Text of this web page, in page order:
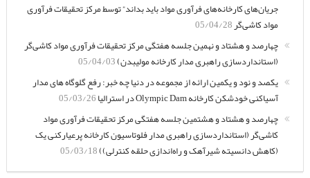
انتشار کتابچه مهارتی “آنچه که یک مهندس فرآیند در مورد نمونه‌برداری
از جریان‌های کارخانه‌های فرآوری مواد باید بداند” توسط مرکز تحقیقات
فرآوری مواد کاشی‌گر 05/04/28
چهارصد و هشتاد و نهمین جلسه هفتگی مرکز تحقیقات فرآوری مواد
کاشی‌گر (استانداردسازی راهبری مدار کارخانه مولیبدن)05/04/03
یکصد و نود و یکمین ارائه از مجموعه در دنیا چه خبر: رفع گلوگاه های
مدار آسیاکنی خودشکن کارخانه Olympic Dam در استرالیا
05/03/26
چهارصد و هشتاد و هشتمین جلسه هفتگی مرکز تحقیقات فرآوری مواد
کاشی‌گر (استانداردسازی راهبری مدار فلوتاسیون کارخانه پرعیارکنی
یک (کاهش دانسیته شیرآهک و راه‌اندازی حلقه کنترلی))05/03/18